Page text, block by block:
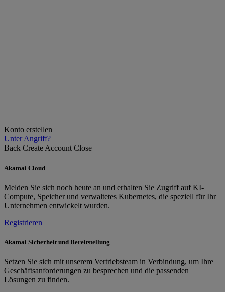
Konto erstellen
Unter Angriff?
Back Create Account Close
Akamai Cloud
Melden Sie sich noch heute an und erhalten Sie Zugriff auf KI-
Compute, Speicher und verwaltetes Kubernetes, die speziell für Ihr
Unternehmen entwickelt wurden.
Registrieren
Akamai Sicherheit und Bereitstellung
Setzen Sie sich mit unserem Vertriebsteam in Verbindung, um Ihre
Geschäftsanforderungen zu besprechen und die passenden
Lösungen zu finden.